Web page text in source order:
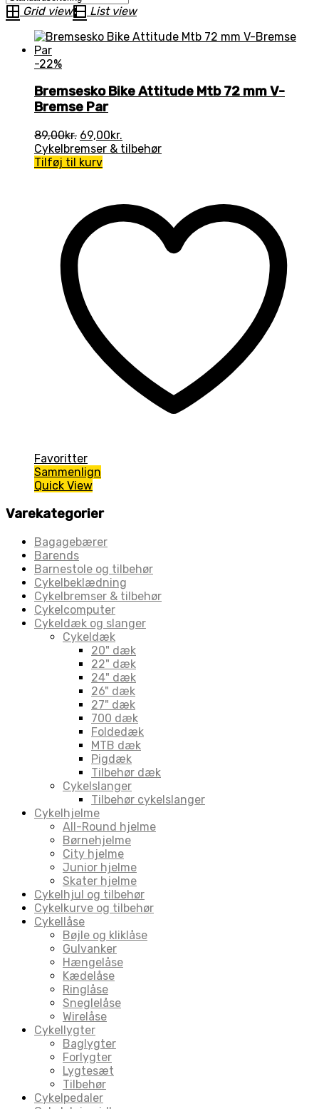
Grid view List view
-22%
Bremsesko Bike Attitude Mtb 72 mm V-
Bremse Par
89,00kr. Den
oprindelige
pris
69,00kr.
aktuelle
Cykelbremser & tilbehør
Tilføj til kurv
Favoritter
Sammenlign
Quick View
Varekategorier
Bagagebærer
Barends
Barnestole og tilbehør
Cykelbeklædning
Cykelbremser & tilbehør
Cykelcomputer
Cykeldæk og slanger
Cykeldæk
20" dæk
22" dæk
24" dæk
26" dæk
27" dæk
700 dæk
Foldedæk
MTB dæk
Pigdæk
Tilbehør dæk
Cykelslanger
Tilbehør cykelslanger
Cykelhjelme
All-Round hjelme
Børnehjelme
City hjelme
Junior hjelme
Skater hjelme
Cykelhjul og tilbehør
Cykelkurve og tilbehør
Cykellåse
Bøjle og kliklåse
Gulvanker
Hængelåse
Kædelåse
Ringlåse
Sneglelåse
Wirelåse
Cykellygter
Baglygter
Forlygter
Lygtesæt
Tilbehør
Cykelpedaler